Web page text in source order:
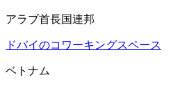
アラブ首長国連邦
ドバイのコワーキングスペース
ベトナム